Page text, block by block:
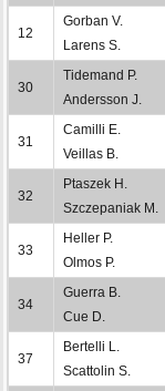
12
Gorban V.
Larens S.
30
Tidemand P.
Andersson J.
31
Camilli E.
Veillas B.
32
Ptaszek H.
Szczepaniak M.
33
Heller P.
Olmos P.
34
Guerra B.
Cue D.
37
Bertelli L.
Scattolin S.